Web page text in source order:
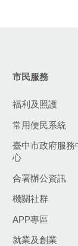
市民服務
福利及照護
常用便民系統
臺中市政府服務
心
合署辦公資訊
機關社群
APP專區
就業及創業